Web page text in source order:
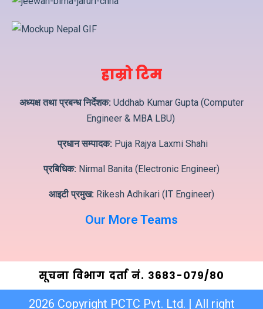
हाम्रो टिम
अध्यक्ष तथा प्रबन्ध निर्देशक: Uddhab Kumar Gupta (Computer
Engineer & MBA LBU)
प्रधान सम्पादक: Puja Rajya Laxmi Shahi
प्रबिधिक: Nirmal Banita (Electronic Engineer)
आइटी प्रमुख: Rikesh Adhikari (IT Engineer)
Our More Teams
सूचना विभाग दर्ता नं. ३6८३-०७९/८०
2026 Copyright PCTC Pvt. Ltd. | All right